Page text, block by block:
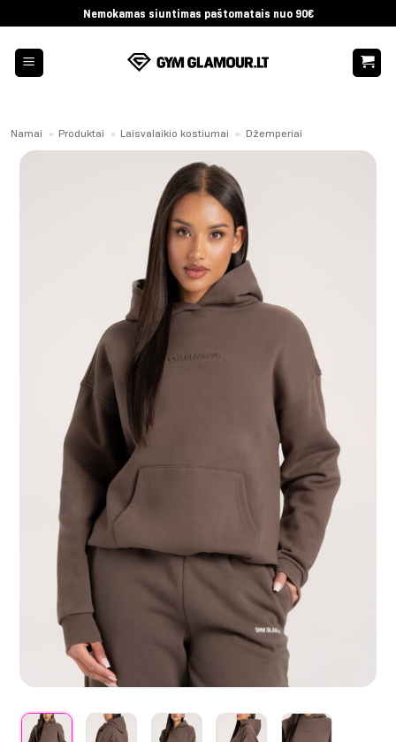
to
content
Nemokamas siuntimas paštomatais nuo 90€
Namai » Produktai » Laisvalaikio kostiumai » Džemperiai